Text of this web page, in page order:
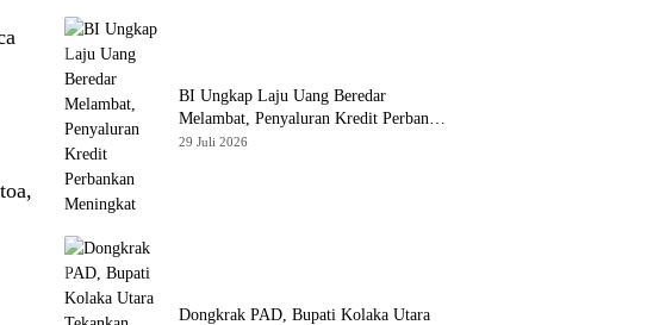
BI Ungkap Laju Uang Beredar
Melambat, Penyaluran Kredit Perbankan
Meningkat
29 Juli 2026
Dongkrak PAD, Bupati Kolaka Utara